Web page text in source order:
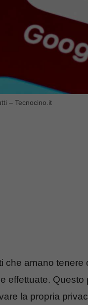
– Tecnocino.it
che amano
effettuate.
la propria